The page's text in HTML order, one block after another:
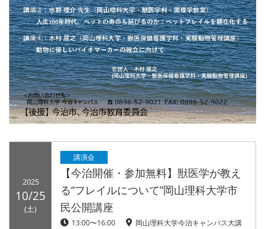
2025
10/25
(土)
講演会
【今治開催・参加無料】獣医学が教え
る“フレイルについて”岡山理科大学市
民公開講座
13:00〜16:00
岡山理科大学今治キャンパス大講